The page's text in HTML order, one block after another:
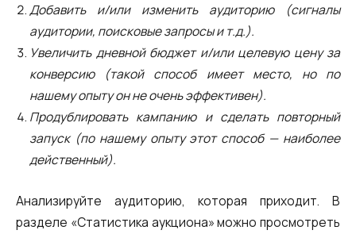
Добавить и/или изменить аудиторию (сигналы
аудитории, поисковые запросы и т.д.).
Увеличить дневной бюджет и/или целевую цену за
конверсию (такой способ имеет место, но по
нашему опыту он не очень эффективен).
Продублировать кампанию и сделать повторный
запуск (по нашему опыту этот способ — наиболее
действенный).
Анализируйте аудиторию, которая приходит. В
разделе «Статистика аукциона» можно просмотреть